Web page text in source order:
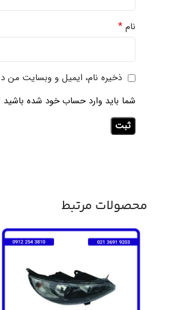
نام *
ذخیره نام، ایمیل و وبسایت من
شما باید وارد حساب خود شده باشید
محصولات مرتبط